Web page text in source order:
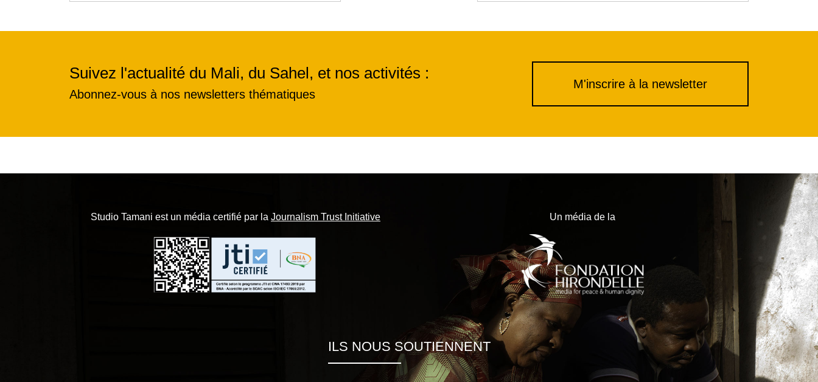
Suivez l'actualité du Mali, du Sahel, et nos activités :
Abonnez-vous à nos newsletters thématiques
M'inscrire à la newsletter
Studio Tamani est un média certifié par la Journalism Trust Initiative Un média de la
ILS NOUS SOUTIENNENT